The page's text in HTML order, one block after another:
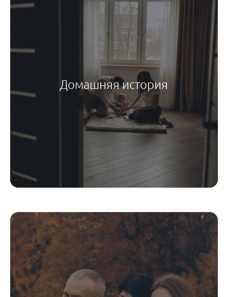
Домашняя история